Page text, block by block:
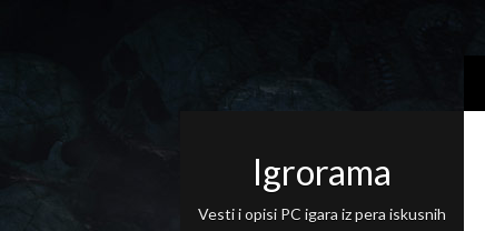
Igrorama
Vesti i opisi PC igara iz pera iskusnih